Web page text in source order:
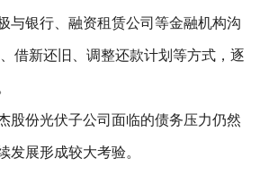
与银行、融资租赁公司等金融机构沟
借新还旧、调整还款计划等方式，逐
股份光伏子公司面临的债务压力仍然
发展形成较大考验。